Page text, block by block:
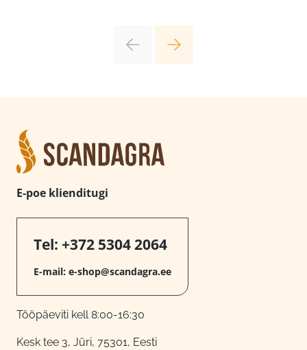
E-poe klienditugi
Tel: +372 5304 2064
E-mail: e-shop@scandagra.ee
Tööpäeviti kell 8:00-16:30
Kesk tee 3, Jüri, 75301, Eesti